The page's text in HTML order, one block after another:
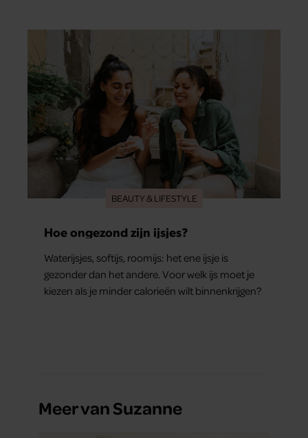
BEAUTY & LIFESTYLE
Hoe ongezond zijn ijsjes?
Waterijsjes, softijs, roomijs: het ene ijsje is
gezonder dan het andere. Voor welk ijs moet je
kiezen als je minder calorieën wilt binnenkrijgen?
Meer van Suzanne